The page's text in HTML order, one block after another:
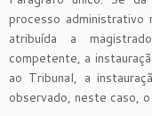
processo
atribuída a
competente, a
ao Tribunal, a
observado, neste caso,